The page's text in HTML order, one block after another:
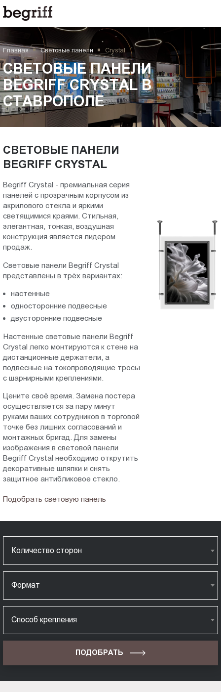
СВЕТОВЫЕ
ПАНЕЛИ
BEGRIFF
CRYSTAL
в
Ставрополе
Главная Световые панели Crystal
СВЕТОВЫЕ ПАНЕЛИ
BEGRIFF CRYSTAL В
СТАВРОПОЛЕ
СВЕТОВЫЕ ПАНЕЛИ
BEGRIFF CRYSTAL
Begriff Crystal - премиальная серия
панелей с прозрачным корпусом из
акрилового стекла и яркими
светящимися краями. Стильная,
элегантная, тонкая, воздушная
конструкция является лидером
продаж.
Cветовые панели Begriff Crystal
представлены в трёх вариантах:
настенные
односторонние подвесные
двусторонние подвесные
Настенные световые панели Begriff
Crystal легко монтируются к стене на
дистанционные держатели, а
подвесные на токопроводящие тросы
с шарнирными креплениями.
Цените своё время. Замена постера
осуществляется за пару минут
руками ваших сотрудников в торговой
точке без лишних согласований и
монтажных бригад. Для замены
изображения в световой панели
Begriff Crystal необходимо открутить
декоративные шляпки и снять
защитное антибликовое стекло.
Подобрать световую панель
Количество сторон
Формат
Способ крепления
ПОДОБРАТЬ
ООО
"Компания
Бегрифф"
Россия
Свердловская
обл.
620016
г.
Екатеринбург
ул.
107,
оф.
sales@begriff.ru
+73433454747
RUB
Пн.-
Пт.:
Сб.,
Вс.: